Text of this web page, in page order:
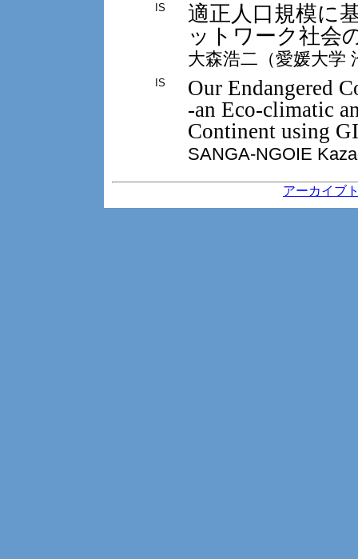
IS
適正人口規模に
ットワーク社会
大森浩二（愛媛大学
IS
Our Endangered
-an Eco-climatic
Continent using
SANGA-NGOIE
アーカイブ